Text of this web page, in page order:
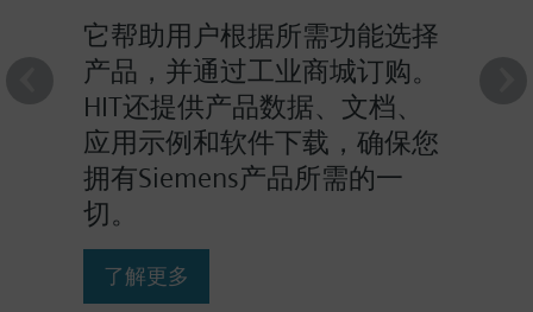
它帮助用户根据所需功能选择
产品，并通过工业商城订购。
HIT还提供产品数据、文档、
应用示例和软件下载，确保您
拥有Siemens产品所需的一
切。
了解更多